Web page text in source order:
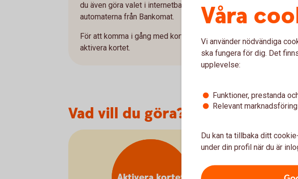
du även göra valet i internetbanken. Du kan sen byta koden när
automaterna från Bankomat.
För att komma i gång med kortet behöver barnet eller föräldern/
aktivera kortet.
Vad vill du göra?
Våra
Vi använder nödvändiga
ska fungera för dig. Det
upplevelse:
Funktioner, prestanda
Relevant marknadsföring
Du kan ta tillbaka ditt
under din profil när du är